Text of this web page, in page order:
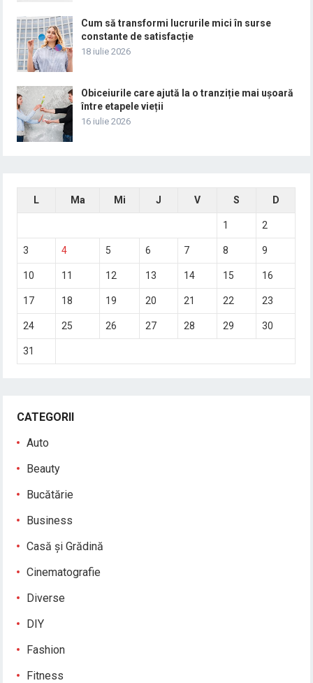
Cum să transformi lucrurile mici în surse
constante de satisfacție
18 iulie 2026
Obiceiurile care ajută la o tranziție mai ușoară
între etapele vieții
16 iulie 2026
L Ma Mi J V S D
1 2
3 4 5 6 7 8 9
10 11 12 13 14 15 16
17 18 19 20 21 22 23
24 25 26 27 28 29 30
31
CATEGORII
Auto
Beauty
Bucătărie
Business
Casă și Grădină
Cinematografie
Diverse
DIY
Fashion
Fitness